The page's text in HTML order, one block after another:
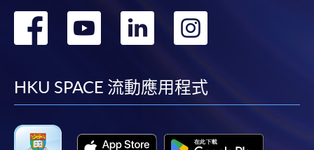
轉
facebook
轉
youtube
轉
linkedin
轉
HKU SPACE 流動應用程式